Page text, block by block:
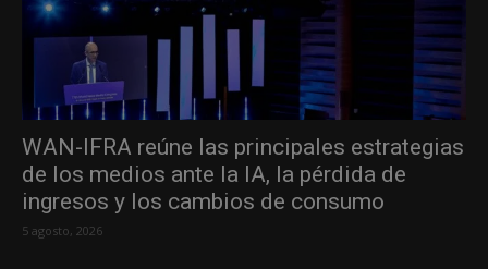
WAN-IFRA reúne las principales estrategias
de los medios ante la IA, la pérdida de
ingresos y los cambios de consumo
5 agosto, 2026